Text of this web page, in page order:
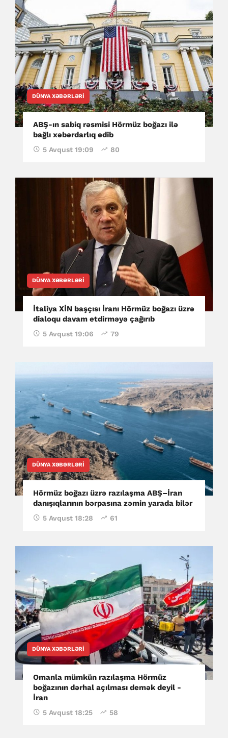
DÜNYA XƏBƏRLƏRI
ABŞ-ın sabiq rəsmisi Hörmüz boğazı ilə
bağlı xəbərdarlıq edib
5 Avqust 19:09 80
DÜNYA XƏBƏRLƏRI
İtaliya XİN başçısı İranı Hörmüz boğazı üzrə
dialoqu davam etdirməyə çağırıb
5 Avqust 19:06 79
DÜNYA XƏBƏRLƏRI
Hörmüz boğazı üzrə razılaşma ABŞ–İran
danışıqlarının bərpasına zəmin yarada bilər
5 Avqust 18:28 61
DÜNYA XƏBƏRLƏRI
Omanla mümkün razılaşma Hörmüz
boğazının dərhal açılması demək deyil -
İran
5 Avqust 18:25 58